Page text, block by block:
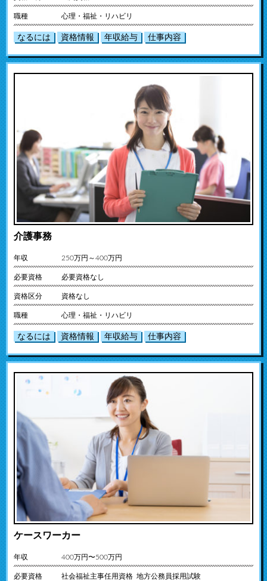
職種 心理・福祉・リハビリ
なるには 資格情報 年収給与 仕事内容
介護事務
年収 250万円～400万円
必要資格 必要資格なし
資格区分 資格なし
職種 心理・福祉・リハビリ
なるには 資格情報 年収給与 仕事内容
ケースワーカー
年収 400万円〜500万円
必要資格 社会福祉主事任用資格 地方公務員採用試験